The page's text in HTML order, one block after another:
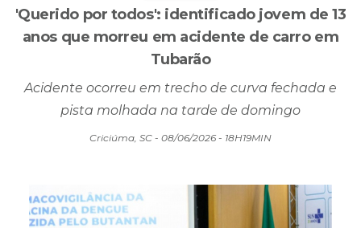
Tubarão
Acidente ocorreu em trecho de curva fechada e
pista molhada na tarde de domingo
Criciúma, SC - 08/06/2026 - 18H19MIN